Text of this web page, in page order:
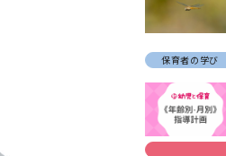
保育者の学び